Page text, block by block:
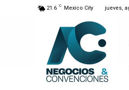
21.6 C Mexico City jueves,